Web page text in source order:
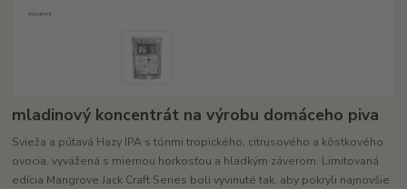
mladinový koncentrát na výrobu domáceho piva
Svieža a pútavá Hazy IPA s tónmi tropického, citrusového a kôstkového
ovocia, vyvážená s miernou horkosťou a hladkým záverom. Limitovaná
edícia Mangrove Jack Craft Series boli vyvinuté tak, aby pokryli najnovšie